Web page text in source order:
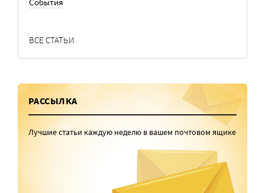
ВСЕ СТАТЬИ
РАССЫЛКА
Лучшие статьи каждую неделю в вашем почтовом ящике